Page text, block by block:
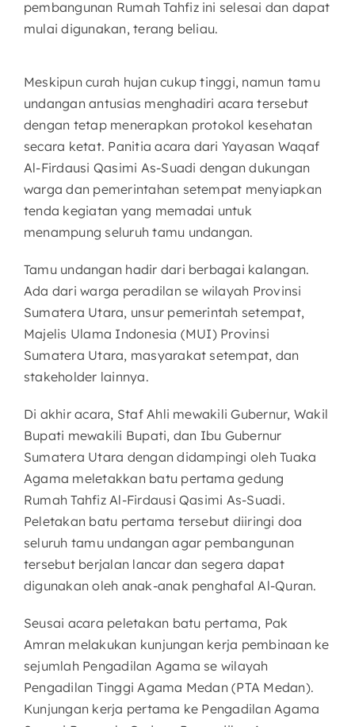
pembangunan Rumah Tahfiz ini selesai dan dapat
mulai digunakan, terang beliau.
Meskipun curah hujan cukup tinggi, namun tamu
undangan antusias menghadiri acara tersebut
dengan tetap menerapkan protokol kesehatan
secara ketat. Panitia acara dari Yayasan Waqaf
Al-Firdausi Qasimi As-Suadi dengan dukungan
warga dan pemerintahan setempat menyiapkan
tenda kegiatan yang memadai untuk
menampung seluruh tamu undangan.
Tamu undangan hadir dari berbagai kalangan.
Ada dari warga peradilan se wilayah Provinsi
Sumatera Utara, unsur pemerintah setempat,
Majelis Ulama Indonesia (MUI) Provinsi
Sumatera Utara, masyarakat setempat, dan
stakeholder lainnya.
Di akhir acara, Staf Ahli mewakili Gubernur, Wakil
Bupati mewakili Bupati, dan Ibu Gubernur
Sumatera Utara dengan didampingi oleh Tuaka
Agama meletakkan batu pertama gedung
Rumah Tahfiz Al-Firdausi Qasimi As-Suadi.
Peletakan batu pertama tersebut diiringi doa
seluruh tamu undangan agar pembangunan
tersebut berjalan lancar dan segera dapat
digunakan oleh anak-anak penghafal Al-Quran.
Seusai acara peletakan batu pertama, Pak
Amran melakukan kunjungan kerja pembinaan ke
sejumlah Pengadilan Agama se wilayah
Pengadilan Tinggi Agama Medan (PTA Medan).
Kunjungan kerja pertama ke Pengadilan Agama